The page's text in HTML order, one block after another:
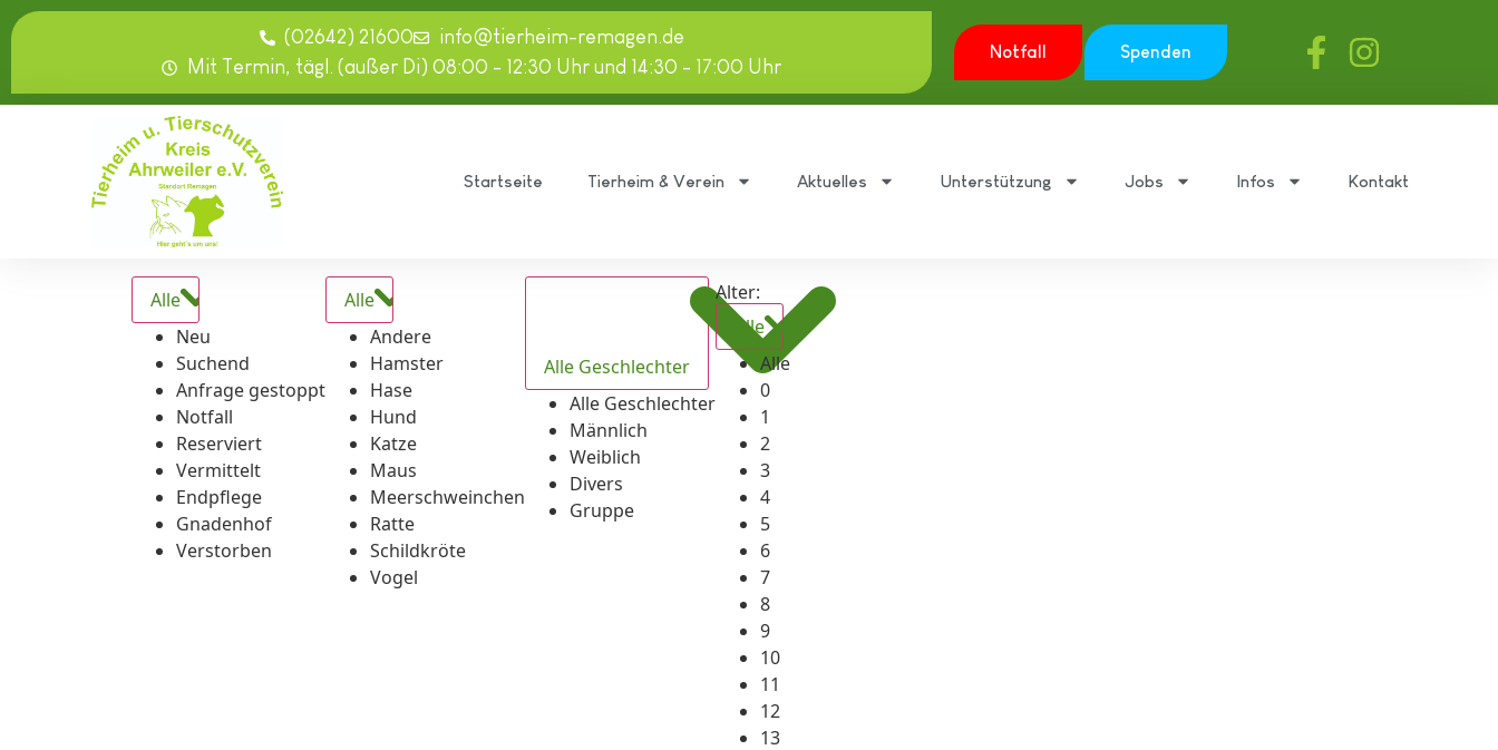
springen
(02642) 21600
info@tierheim-remagen.de
Mit Termin, tägl. (außer Di) 08:00 - 12:30 Uhr und 14:30 - 17:00 Uhr
Notfall Spenden
Startseite Tierheim & Verein Aktuelles Unterstützung Jobs Infos Kontakt
Alle
Neu
Suchend
Anfrage gestoppt
Notfall
Reserviert
Vermittelt
Endpflege
Gnadenhof
Verstorben
Alle
Andere
Hamster
Hase
Hund
Katze
Maus
Meerschweinchen
Ratte
Schildkröte
Vogel
Alle Geschlechter
Alle Geschlechter
Männlich
Weiblich
Divers
Gruppe
Alter:
Alle
Alle
0
1
2
3
4
5
6
7
8
9
10
11
12
13